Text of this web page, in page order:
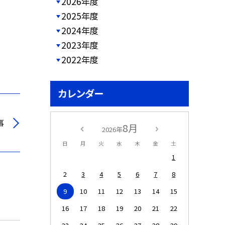
2025年度
2024年度
2023年度
2022年度
カレンダー
2026年8月
日 月 火 水 木 金 土
1
2
3 4 5 6 7
8
9
10 11 12 13 14
15
16
17 18 19 20 21
22